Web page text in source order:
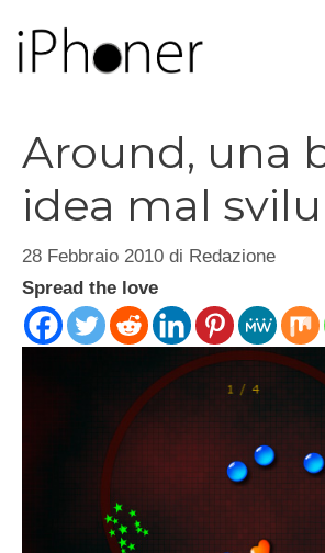
contenuto
Around, una
idea mal
28 Febbraio 2010 di Redazione
Spread the love